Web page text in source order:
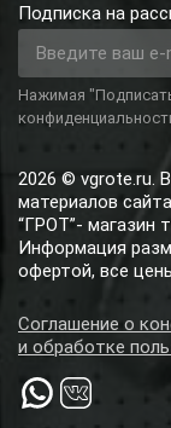
Подписка на
Нажимая
2026 © vgrote.ru.
материалов
“ГРОТ”- магазин
Информация
офертой, все
Соглашение о
и обработке